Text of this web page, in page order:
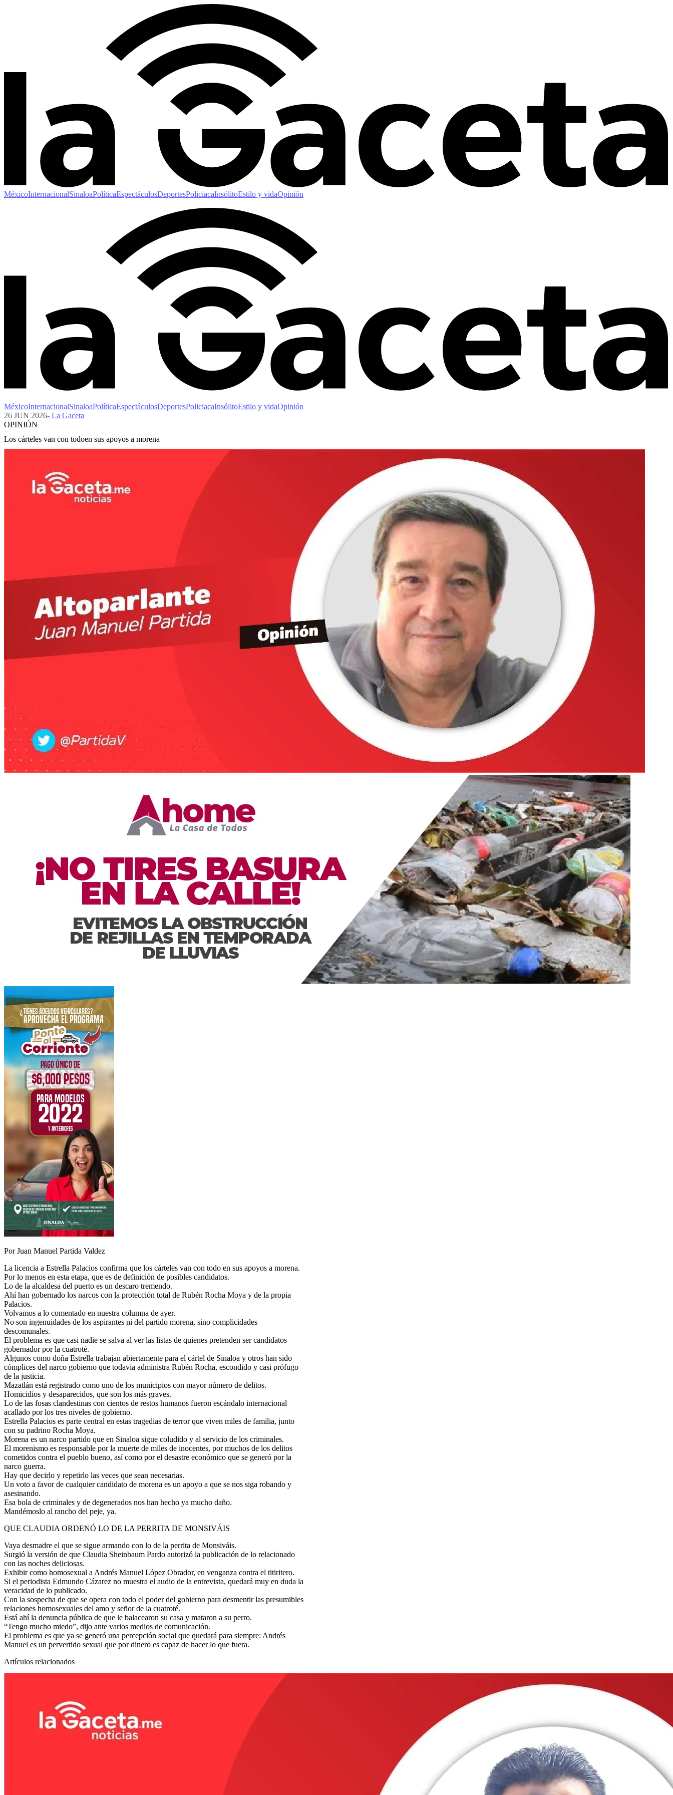
MéxicoInternacionalSinaloaPolíticaEspectáculosDeportesPoliciacaInsólitoEstilo y vidaOpinión
MéxicoInternacionalSinaloaPolíticaEspectáculosDeportesPoliciacaInsólitoEstilo y vidaOpinión
26 JUN 2026- La Gaceta
OPINIÓN
Los cárteles van con todoen sus apoyos a morena
Por Juan Manuel Partida Valdez
La licencia a Estrella Palacios confirma que los cárteles van con todo en sus apoyos a morena.
Por lo menos en esta etapa, que es de definición de posibles candidatos.
Lo de la alcaldesa del puerto es un descaro tremendo.
Ahí han gobernado los narcos con la protección total de Rubén Rocha Moya y de la propia
Palacios.
Volvamos a lo comentado en nuestra columna de ayer.
No son ingenuidades de los aspirantes ni del partido morena, sino complicidades
descomunales.
El problema es que casi nadie se salva al ver las listas de quienes pretenden ser candidatos
gobernador por la cuatroté.
Algunos como doña Estrella trabajan abiertamente para el cártel de Sinaloa y otros han sido
cómplices del narco gobierno que todavía administra Rubén Rocha, escondido y casi prófugo
de la justicia.
Mazatlán está registrado como uno de los municipios con mayor número de delitos.
Homicidios y desaparecidos, que son los más graves.
Lo de las fosas clandestinas con cientos de restos humanos fueron escándalo internacional
acallado por los tres niveles de gobierno.
Estrella Palacios es parte central en estas tragedias de terror que viven miles de familia, junto
con su padrino Rocha Moya.
Morena es un narco partido que en Sinaloa sigue coludido y al servicio de los criminales.
El morenismo es responsable por la muerte de miles de inocentes, por muchos de los delitos
cometidos contra el pueblo bueno, así como por el desastre económico que se generó por la
narco guerra.
Hay que decirlo y repetirlo las veces que sean necesarias.
Un voto a favor de cualquier candidato de morena es un apoyo a que se nos siga robando y
asesinando.
Esa bola de criminales y de degenerados nos han hecho ya mucho daño.
Mandémoslo al rancho del peje, ya.
QUE CLAUDIA ORDENÓ LO DE LA PERRITA DE MONSIVÁIS
Vaya desmadre el que se sigue armando con lo de la perrita de Monsiváis.
Surgió la versión de que Claudia Sheinbaum Pardo autorizó la publicación de lo relacionado
con las noches deliciosas.
Exhibir como homosexual a Andrés Manuel López Obrador, en venganza contra el titiritero.
Si el periodista Edmundo Cázarez no muestra el audio de la entrevista, quedará muy en duda la
veracidad de lo publicado.
Con la sospecha de que se opera con todo el poder del gobierno para desmentir las presumibles
relaciones homosexuales del amo y señor de la cuatroté.
Está ahí la denuncia pública de que le balacearon su casa y mataron a su perro.
“Tengo mucho miedo”, dijo ante varios medios de comunicación.
El problema es que ya se generó una percepción social que quedará para siempre: Andrés
Manuel es un pervertido sexual que por dinero es capaz de hacer lo que fuera.
Artículos relacionados